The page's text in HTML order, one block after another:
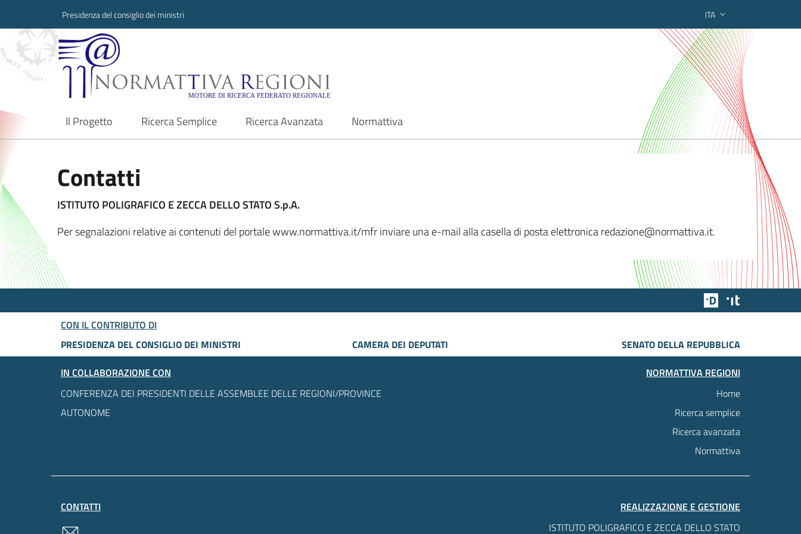
Presidenza del consiglio dei ministri ITA
Normattiva Regioni - Motore di ricerca federato regionale
Il Progetto
current Ricerca Semplice Ricerca Avanzata Normattiva
Contatti
ISTITUTO POLIGRAFICO E ZECCA DELLO STATO S.p.A.
Per segnalazioni relative ai contenuti del portale www.normattiva.it/mfr inviare una e-mail alla casella di posta elettronica redazione@normattiva.it.
Team Digitale
CON IL CONTRIBUTO DI
PRESIDENZA DEL CONSIGLIO DEI MINISTRI
CAMERA DEI DEPUTATI
SENATO DELLA REPUBBLICA
IN COLLABORAZIONE CON
CONFERENZA DEI PRESIDENTI DELLE ASSEMBLEE DELLE REGIONI/PROVINCE
AUTONOME
NORMATTIVA REGIONI
Home
Ricerca semplice
Ricerca avanzata
Normattiva
CONTATTI
REALIZZAZIONE E GESTIONE
ISTITUTO POLIGRAFICO E ZECCA DELLO STATO